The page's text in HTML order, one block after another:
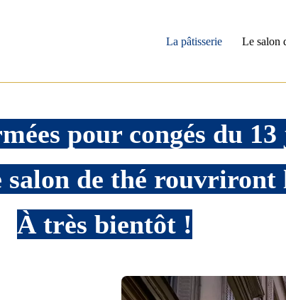
La pâtisserie Le salon
pour congés du
de thé rouvriront
À très bientôt !